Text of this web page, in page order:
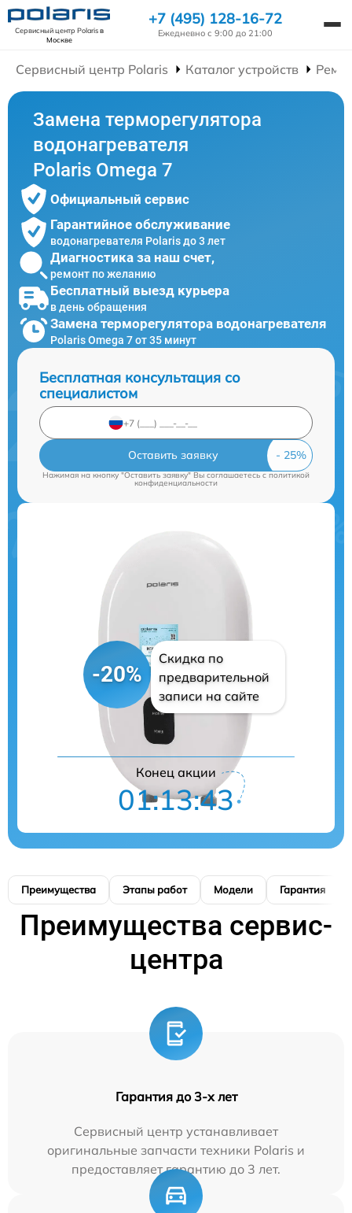
Сервисный центр Polarisв
Москве
+7 (495) 128-16-72
Ежедневно с 9:00 до 21:00
Сервисный центр Polaris Каталог устройств
Замена терморегулятора
водонагревателя
Polaris Omega 7
Официальный сервис
Гарантийное обслуживание
водонагревателя Polaris до 3 лет
Диагностика за наш счет,
ремонт по желанию
Бесплатный выезд курьера
в день обращения
Замена терморегулятора водонагревателя
Polaris Omega 7 от 35 минут
Бесплатная консультация со
специалистом
Оставить заявку
Нажимая на кнопку "Оставить заявку" Вы соглашаетесь cполитикой
конфиденциальности
-20%
Скидка по
предварительной
записи на сайте
Конец акции
01:13:42
Преимущества Этапы работ Модели Гарантия
Преимущества сервис-
центра
Гарантия до 3-х лет
Сервисный центр устанавливает
оригинальные запчасти техники Polaris и
предоставляет гарантию до 3 лет.